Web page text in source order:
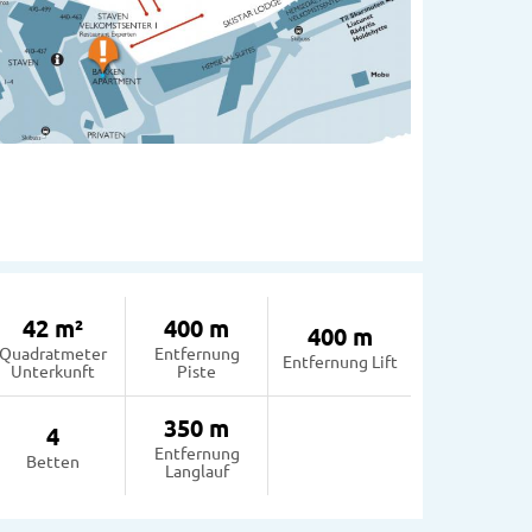
42 m²
Quadratmeter
Unterkunft
400 m
Entfernung
Piste
400 m
Entfernung Lift
4
Betten
350 m
Entfernung
Langlauf